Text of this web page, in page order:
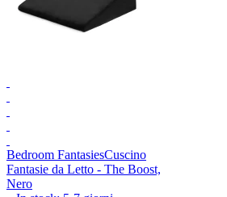
Bedroom FantasiesCuscino
Fantasie da Letto - The Boost,
Nero